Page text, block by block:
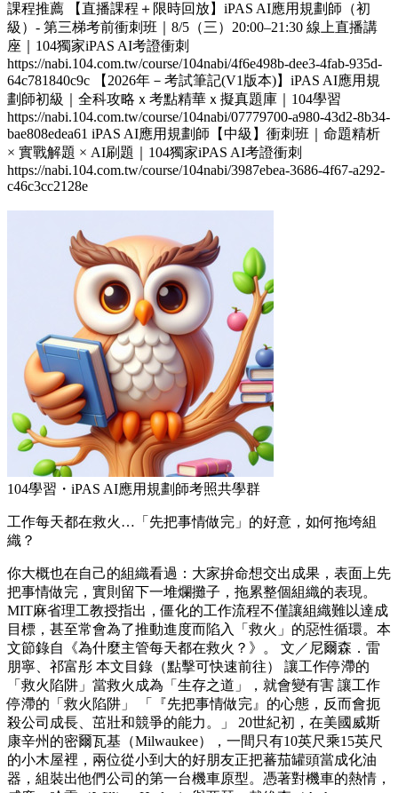
課程推薦 【直播課程＋限時回放】iPAS AI應用規劃師（初
級）- 第三梯考前衝刺班｜8/5（三）20:00–21:30 線上直播講
座｜104獨家iPAS AI考證衝刺
https://nabi.104.com.tw/course/104nabi/4f6e498b-dee3-4fab-935d-
64c781840c9c 【2026年－考試筆記(V1版本)】iPAS AI應用規
劃師初級｜全科攻略ｘ考點精華ｘ擬真題庫｜104學習
https://nabi.104.com.tw/course/104nabi/07779700-a980-43d2-8b34-
bae808edea61 iPAS AI應用規劃師【中級】衝刺班｜命題精析
× 實戰解題 × AI刷題​｜104獨家iPAS AI考證衝刺
https://nabi.104.com.tw/course/104nabi/3987ebea-3686-4f67-a292-
c46c3cc2128e
104學習・iPAS AI應用規劃師考照共學群
工作每天都在救火…「先把事情做完」的好意，如何拖垮組
織？
你大概也在自己的組織看過：大家拚命想交出成果，表面上先
把事情做完，實則留下一堆爛攤子，拖累整個組織的表現。
MIT麻省理工教授指出，僵化的工作流程不僅讓組織難以達成
目標，甚至常會為了推動進度而陷入「救火」的惡性循環。本
文節錄自《為什麼主管每天都在救火？》。 文／尼爾森．雷
朋寧、祁富彤 本文目錄（點擊可快速前往） 讓工作停滯的
「救火陷阱」當救火成為「生存之道」，就會變有害 讓工作
停滯的「救火陷阱」 「『先把事情做完』的心態，反而會扼
殺公司成長、茁壯和競爭的能力。」 20世紀初，在美國威斯
康辛州的密爾瓦基（Milwaukee），一間只有10英尺乘15英尺
的小木屋裡，兩位從小到大的好朋友正把蕃茄罐頭當成化油
器，組裝出他們公司的第一台機車原型。憑著對機車的熱情，